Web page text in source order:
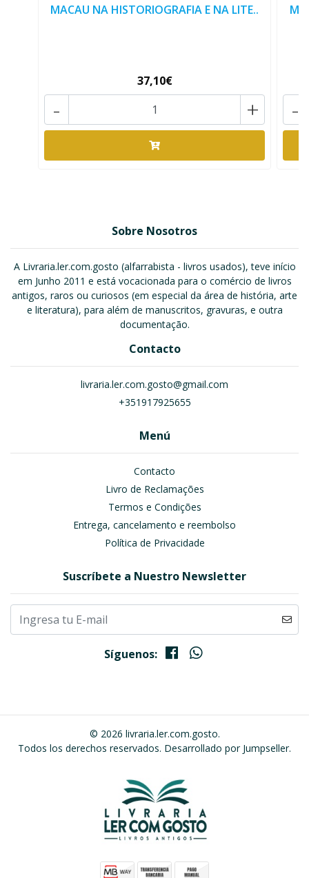
MACAU NA HISTORIOGRAFIA E NA LITE..
37,10€
+
- -
Sobre Nosotros
A Livraria.ler.com.gosto (alfarrabista - livros usados), teve início
em Junho 2011 e está vocacionada para o comércio de livros
antigos, raros ou curiosos (em especial da área de história, arte
e literatura), para além de manuscritos, gravuras, e outra
documentação.
Contacto
livraria.ler.com.gosto@gmail.com
+351917925655
Menú
Contacto
Livro de Reclamações
Termos e Condições
Entrega, cancelamento e reembolso
Política de Privacidade
Suscríbete a Nuestro Newsletter
Síguenos:
© 2026 livraria.ler.com.gosto.
Todos los derechos reservados. Desarrollado por Jumpseller.